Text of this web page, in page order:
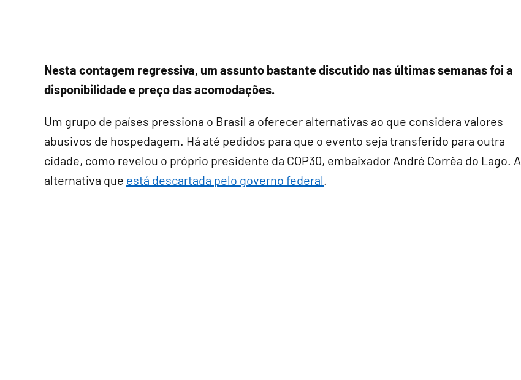
Nesta contagem regressiva, um assunto bastante discutido nas últimas semanas foi a
disponibilidade e preço das acomodações.
Um grupo de países pressiona o Brasil a oferecer alternativas ao que considera valores
abusivos de hospedagem. Há até pedidos para que o evento seja transferido para outra
cidade, como revelou o próprio presidente da COP30, embaixador André Corrêa do Lago. A
alternativa que está descartada pelo governo federal.